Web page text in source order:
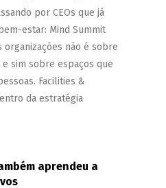
por CEOs que já
estar: Mind Summit
não é sobre
sim sobre espaços que
Facilities &
da estratégia
aprendeu a